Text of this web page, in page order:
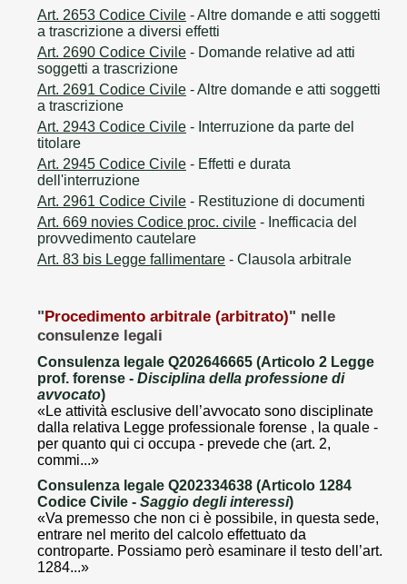
Art. 2653 Codice Civile - Altre domande e atti soggetti
a trascrizione a diversi effetti
Art. 2690 Codice Civile - Domande relative ad atti
soggetti a trascrizione
Art. 2691 Codice Civile - Altre domande e atti soggetti
a trascrizione
Art. 2943 Codice Civile - Interruzione da parte del
titolare
Art. 2945 Codice Civile - Effetti e durata
dell'interruzione
Art. 2961 Codice Civile - Restituzione di documenti
Art. 669 novies Codice proc. civile - Inefficacia del
provvedimento cautelare
Art. 83 bis Legge fallimentare - Clausola arbitrale
"Procedimento arbitrale (arbitrato)" nelle
consulenze legali
Consulenza legale Q202646665 (Articolo 2 Legge
prof. forense - Disciplina della professione di
avvocato)
«Le attività esclusive dell’avvocato sono disciplinate
dalla relativa Legge professionale forense , la quale -
per quanto qui ci occupa - prevede che (art. 2,
commi...»
Consulenza legale Q202334638 (Articolo 1284
Codice Civile - Saggio degli interessi)
«Va premesso che non ci è possibile, in questa sede,
entrare nel merito del calcolo effettuato da
controparte. Possiamo però esaminare il testo dell’art.
1284...»